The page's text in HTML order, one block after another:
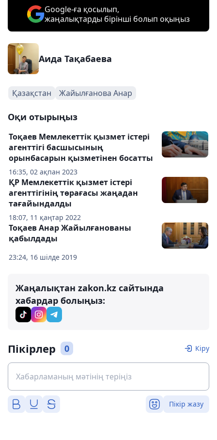
Google-ға қосылып,
жаңалықтарды бірінші болып оқыңыз
Аида Тақабаева
Қазақстан Жайылғанова Анар
Оқи отырыңыз
16:35, 02 ақпан 2023
Тоқаев Мемлекеттік қызмет істері
агенттігі басшысының
орынбасарын қызметінен босатты
18:07, 11 қаңтар 2022
ҚР Мемлекеттік қызмет істері
агенттігінің төрағасы жаңадан
тағайындалды
23:24, 16 шілде 2019
Тоқаев Анар Жайылғанованы
қабылдады
Жаңалықтан zakon.kz сайтында
хабардар болыңыз:
Пікірлер 0 Кіру
Пікір жазу